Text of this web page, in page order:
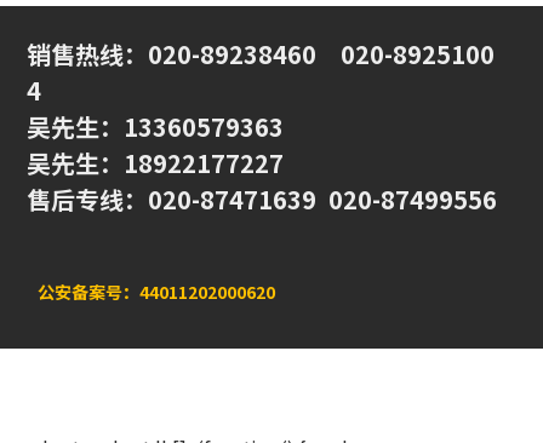
销售热线：020-89238460 020-8925100
4
吴先生：13360579363
吴先生：18922177227
售后专线：020-87471639 020-87499556
公安备案号：44011202000620